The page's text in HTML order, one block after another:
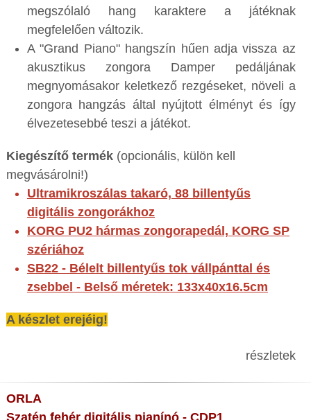
megszólaló hang karaktere a játéknak
megfelelően változik.
A "Grand Piano" hangszín hűen adja vissza az
akusztikus zongora Damper pedáljának
megnyomásakor keletkező rezgéseket, növeli a
zongora hangzás által nyújtott élményt és így
élvezetesebbé teszi a játékot.
Kiegészítő termék (opcionális, külön kell
megvásárolni!)
Ultramikroszálas takaró, 88 billentyűs
digitális zongorákhoz
KORG PU2 hármas zongorapedál, KORG SP
szériához
SB22 - Bélelt billentyűs tok vállpánttal és
zsebbel - Belső méretek: 133x40x16.5cm
A készlet erejéig!
részletek
ORLA
Szatén fehér digitális pianínó - CDP1